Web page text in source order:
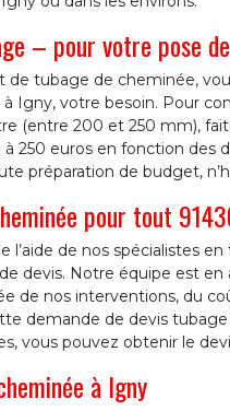
– pour votre pose
de tubage de cheminée,
Igny, votre besoin. Pour
(entre 200 et 250 mm),
250 euros en fonction des
préparation de budget,
pour tout
l’aide de nos spécialistes
devis. Notre équipe est
de nos interventions, du
demande de devis
vous pouvez obtenir le
à Igny